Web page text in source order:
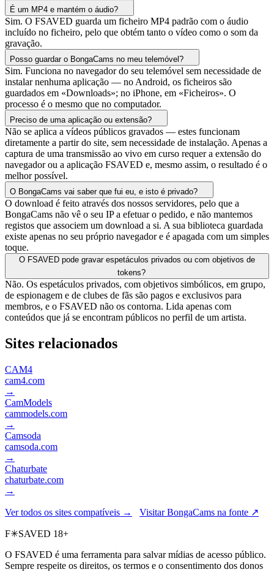
É um MP4 e mantém o áudio?
Sim. O FSAVED guarda um ficheiro MP4 padrão com o áudio
incluído no ficheiro, pelo que obtém tanto o vídeo como o som da
gravação.
Posso guardar o BongaCams no meu telemóvel?
Sim. Funciona no navegador do seu telemóvel sem necessidade de
instalar nenhuma aplicação — no Android, os ficheiros são
guardados em «Downloads»; no iPhone, em «Ficheiros». O
processo é o mesmo que no computador.
Preciso de uma aplicação ou extensão?
Não se aplica a vídeos públicos gravados — estes funcionam
diretamente a partir do site, sem necessidade de instalação. Apenas a
captura de uma transmissão ao vivo em curso requer a extensão do
navegador ou a aplicação FSAVED e, mesmo assim, o resultado é o
melhor possível.
O BongaCams vai saber que fui eu, e isto é privado?
O download é feito através dos nossos servidores, pelo que a
BongaCams não vê o seu IP a efetuar o pedido, e não mantemos
registos que associem um download a si. A sua biblioteca guardada
existe apenas no seu próprio navegador e é apagada com um simples
toque.
O FSAVED pode gravar espetáculos privados ou com objetivos de
tokens?
Não. Os espetáculos privados, com objetivos simbólicos, em grupo,
de espionagem e de clubes de fãs são pagos e exclusivos para
membros, e o FSAVED não os contorna. Lida apenas com
conteúdos que já se encontram públicos no perfil de um artista.
Sites relacionados
CAM4
cam4.com
→
CamModels
cammodels.com
→
Camsoda
camsoda.com
→
Chaturbate
chaturbate.com
→
Ver todos os sites compatíveis → Visitar BongaCams na fonte ↗
F✳SAVED 18+
O FSAVED é uma ferramenta para salvar mídias de acesso público.
Sempre respeite os direitos, os termos e o consentimento dos donos